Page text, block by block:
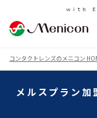
ｗｉｔｈ Ｅ
コンタクトレンズのメニコン
メルスプラン